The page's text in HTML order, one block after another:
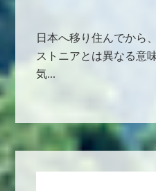
日本へ移り住んでから
ストニアとは異なる意
気...